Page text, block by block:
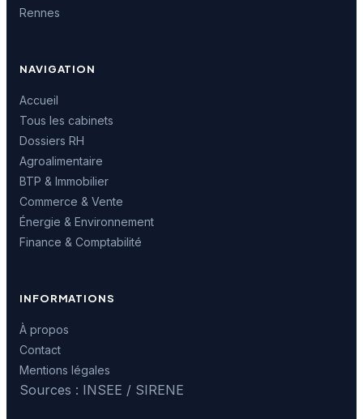
Rennes
NAVIGATION
Accueil
Tous les cabinets
Dossiers RH
Agroalimentaire
BTP & Immobilier
Commerce & Vente
Énergie & Environnement
Finance & Comptabilité
INFORMATIONS
À propos
Contact
Mentions légales
Sources : INSEE / SIRENE